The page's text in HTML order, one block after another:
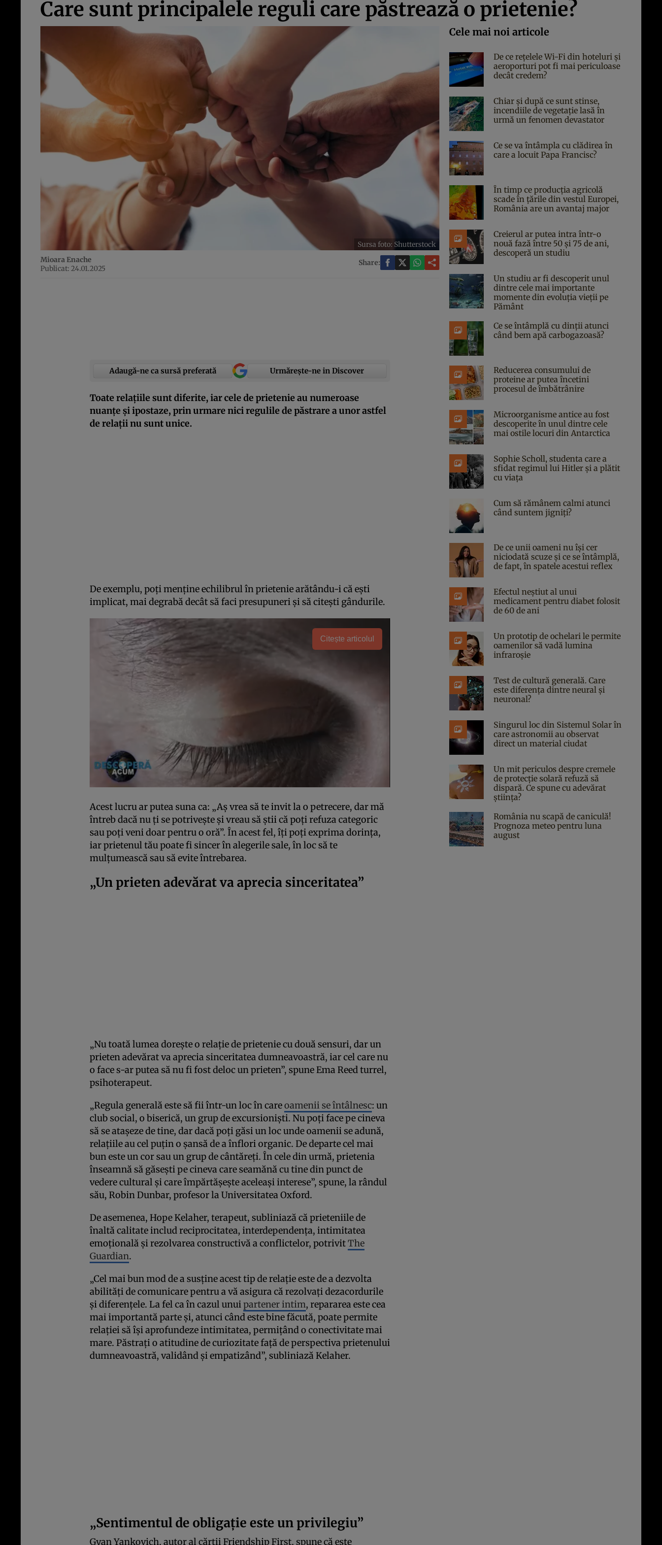
Care sunt principalele reguli care păstrează o prietenie?
Sursa foto: Shutterstock
Mioara Enache
Publicat: 24.01.2025
Share:
Adaugă-ne ca sursă preferată Urmărește-ne in Discover
Toate relațiile sunt diferite, iar cele de prietenie au numeroase
nuanțe și ipostaze, prin urmare nici regulile de păstrare a unor astfel
de relații nu sunt unice.
De exemplu, poți menține echilibrul în prietenie arătându-i că ești
implicat, mai degrabă decât să faci presupuneri și să citești gândurile.
Citește articolul
Acest lucru ar putea suna ca: „Aș vrea să te invit la o petrecere, dar mă
întreb dacă nu ți se potrivește și vreau să știi că poți refuza categoric
sau poți veni doar pentru o oră”. În acest fel, îți poți exprima dorința,
iar prietenul tău poate fi sincer în alegerile sale, în loc să te
mulțumească sau să evite întrebarea.
„Un prieten adevărat va aprecia sinceritatea”
„Nu toată lumea dorește o relație de prietenie cu două sensuri, dar un
prieten adevărat va aprecia sinceritatea dumneavoastră, iar cel care nu
o face s-ar putea să nu fi fost deloc un prieten”, spune Ema Reed turrel,
psihoterapeut.
„Regula generală este să fii într-un loc în careoamenii se întâlnesc: un
club social, o biserică, un grup de excursioniști. Nu poți face pe cineva
să se atașeze de tine, dar dacă poți găsi un loc unde oamenii se adună,
relațiile au cel puțin o șansă de a înflori organic. De departe cel mai
bun este un cor sau un grup de cântăreți. În cele din urmă, prietenia
înseamnă să găsești pe cineva care seamănă cu tine din punct de
vedere cultural și care împărtășește aceleași interese”, spune, la rândul
său, Robin Dunbar, profesor la Universitatea Oxford.
De asemenea, Hope Kelaher, terapeut, subliniază că prieteniile de
înaltă calitate includ reciprocitatea, interdependența, intimitatea
emoțională și rezolvarea constructivă a conflictelor, potrivitThe
Guardian.
„Cel mai bun mod de a susține acest tip de relație este de a dezvolta
abilități de comunicare pentru a vă asigura că rezolvați dezacordurile
și diferențele. La fel ca în cazul unuipartener intim, repararea este cea
mai importantă parte și, atunci când este bine făcută, poate permite
relației să își aprofundeze intimitatea, permițând o conectivitate mai
mare. Păstrați o atitudine de curiozitate față de perspectiva prietenului
dumneavoastră, validând și empatizând”, subliniază Kelaher.
„Sentimentul de obligație este un privilegiu”
Gyan Yankovich, autor al cărții Friendship First, spune că este
Cele mai noi articole
De ce rețelele Wi-Fi din hoteluri și
aeroporturi pot fi mai periculoase
decât credem?
Chiar și după ce sunt stinse,
incendiile de vegetație lasă în
urmă un fenomen devastator
Ce se va întâmpla cu clădirea în
care a locuit Papa Francisc?
În timp ce producția agricolă
scade în țările din vestul Europei,
România are un avantaj major
Creierul ar putea intra într-o
nouă fază între 50 și 75 de ani,
descoperă un studiu
Un studiu ar fi descoperit unul
dintre cele mai importante
momente din evoluția vieții pe
Pământ
Ce se întâmplă cu dinții atunci
când bem apă carbogazoasă?
Reducerea consumului de
proteine ar putea încetini
procesul de îmbătrânire
Microorganisme antice au fost
descoperite în unul dintre cele
mai ostile locuri din Antarctica
Sophie Scholl, studenta care a
sfidat regimul lui Hitler și a plătit
cu viața
Cum să rămânem calmi atunci
când suntem jigniți?
De ce unii oameni nu își cer
niciodată scuze și ce se întâmplă,
de fapt, în spatele acestui reflex
Efectul neștiut al unui
medicament pentru diabet folosit
de 60 de ani
Un prototip de ochelari le permite
oamenilor să vadă lumina
infraroșie
Test de cultură generală. Care
este diferența dintre neural și
neuronal?
Singurul loc din Sistemul Solar în
care astronomii au observat
direct un material ciudat
Un mit periculos despre cremele
de protecție solară refuză să
dispară. Ce spune cu adevărat
știința?
România nu scapă de caniculă!
Prognoza meteo pentru luna
august